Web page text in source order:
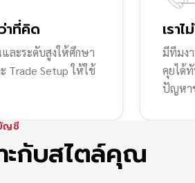
าที่คิด
ละระดับสูงให้ศึกษา
Trade Setup ให้ใช้
เรา
มีทีมง
คุยได้
ปัญหา
ญชี
ะกับสไตล์คุณ